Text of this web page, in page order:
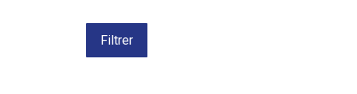
Filtrer